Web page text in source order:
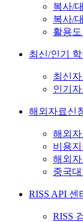
복사/
복사/
활용도
최신/인기
최신자
인기자
해외자료신
해외
비용
해외
중국
RISS API 센
RISS